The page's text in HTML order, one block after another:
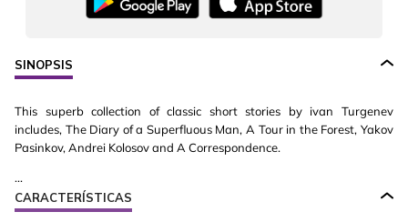
SINOPSIS
This superb collection of classic short stories by ivan Turgenev
includes, The Diary of a Superfluous Man, A Tour in the Forest, Yakov
Pasinkov, Andrei Kolosov and A Correspondence.
...
CARACTERÍSTICAS